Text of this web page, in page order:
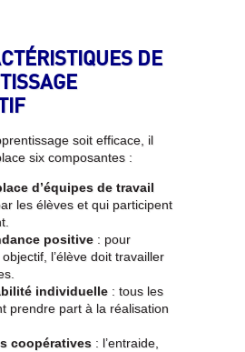
DE
soit efficace, il
six composantes :
d’équipes de travail
les élèves et qui participent
positive : pour
l’élève doit travailler
individuelle : tous les
prendre part à la réalisation
coopératives : l’entraide,